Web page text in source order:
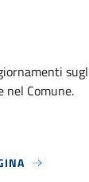
Comune.